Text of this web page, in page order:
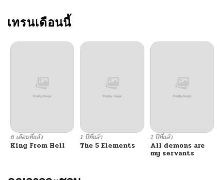
เทรนเดือนนี้
6 เดือนที่แล้ว
King From Hell
1 ปีที่แล้ว
The 5 Elements
1 ปีที่แล้ว
All demons are
my servants